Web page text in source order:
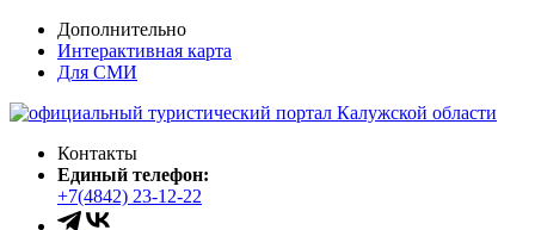
Дополнительно
Интерактивная карта
Для СМИ
Контакты
Единый телефон:
+7(4842) 23-12-22